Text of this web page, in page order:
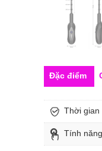
Đặc điểm
Thời gian
Tính năng